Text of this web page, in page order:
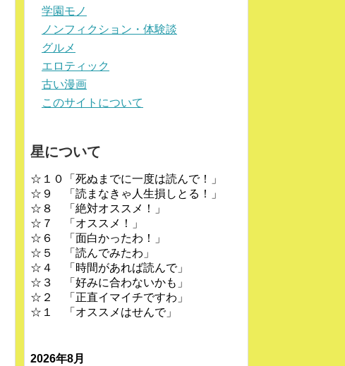
学園モノ
ノンフィクション・体験談
グルメ
エロティック
古い漫画
このサイトについて
星について
☆１０「死ぬまでに一度は読んで！」
☆９ 「読まなきゃ人生損しとる！」
☆８ 「絶対オススメ！」
☆７ 「オススメ！」
☆６ 「面白かったわ！」
☆５ 「読んでみたわ」
☆４ 「時間があれば読んで」
☆３ 「好みに合わないかも」
☆２ 「正直イマイチですわ」
☆１ 「オススメはせんで」
2026年8月